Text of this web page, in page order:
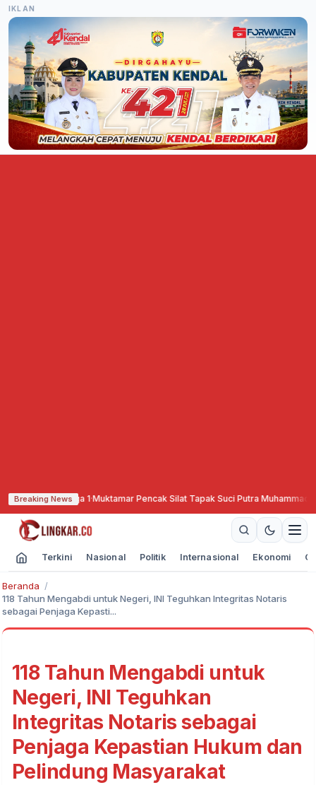
IKLAN
Breaking News
ke Liga 1·Muktamar Pencak Silat Tapak Suci Putra Muhammadiyah di
Terkini Nasional Politik Internasional Ekonomi
Beranda
118 Tahun Mengabdi untuk Negeri, INI Teguhkan Integritas Notaris
sebagai Penjaga Kepasti...
118 Tahun Mengabdi untuk
Negeri, INI Teguhkan
Integritas Notaris sebagai
Penjaga Kepastian Hukum dan
Pelindung Masyarakat